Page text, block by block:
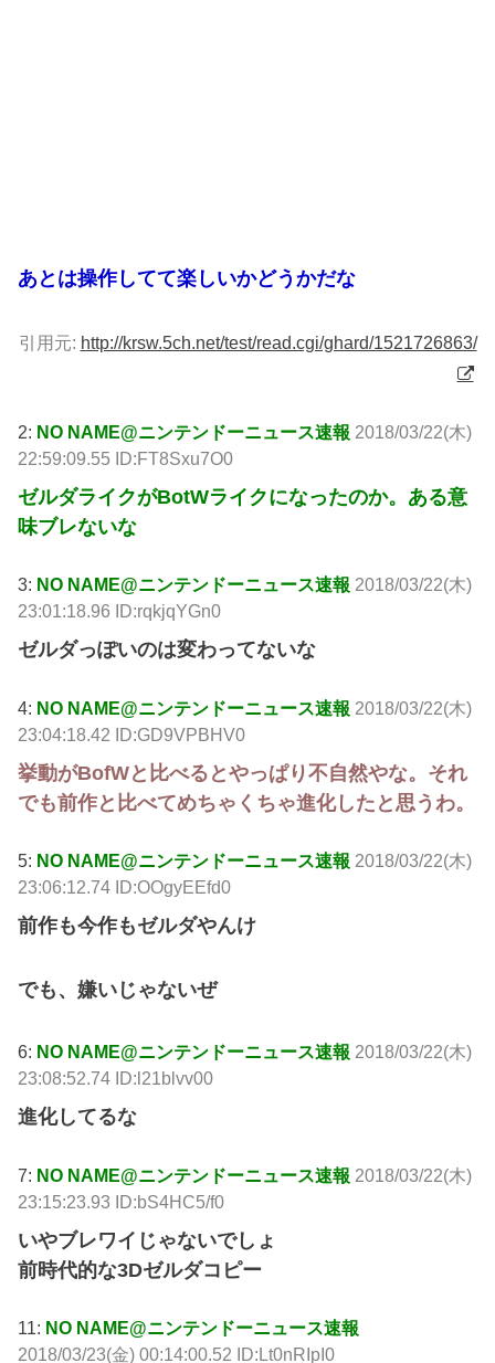
あとは操作してて楽しいかどうかだな
引用元: http://krsw.5ch.net/test/read.cgi/ghard/1521726863/
2: NO NAME@ニンテンドーニュース速報 2018/03/22(木)
22:59:09.55 ID:FT8Sxu7O0
ゼルダライクがBotWライクになったのか。ある意
味ブレないな
3: NO NAME@ニンテンドーニュース速報 2018/03/22(木)
23:01:18.96 ID:rqkjqYGn0
ゼルダっぽいのは変わってないな
4: NO NAME@ニンテンドーニュース速報 2018/03/22(木)
23:04:18.42 ID:GD9VPBHV0
挙動がBofWと比べるとやっぱり不自然やな。それ
でも前作と比べてめちゃくちゃ進化したと思うわ。
5: NO NAME@ニンテンドーニュース速報 2018/03/22(木)
23:06:12.74 ID:OOgyEEfd0
前作も今作もゼルダやんけ
でも、嫌いじゃないぜ
6: NO NAME@ニンテンドーニュース速報 2018/03/22(木)
23:08:52.74 ID:l21blvv00
進化してるな
7: NO NAME@ニンテンドーニュース速報 2018/03/22(木)
23:15:23.93 ID:bS4HC5/f0
いやブレワイじゃないでしょ
前時代的な3Dゼルダコピー
11: NO NAME@ニンテンドーニュース速報
2018/03/23(金) 00:14:00.52 ID:Lt0nRIpI0